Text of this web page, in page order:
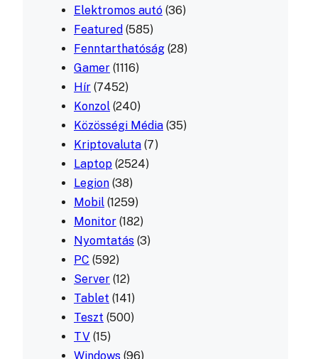
Elektromos autó (36)
Featured (585)
Fenntarthatóság (28)
Gamer (1116)
Hír (7452)
Konzol (240)
Közösségi Média (35)
Kriptovaluta (7)
Laptop (2524)
Legion (38)
Mobil (1259)
Monitor (182)
Nyomtatás (3)
PC (592)
Server (12)
Tablet (141)
Teszt (500)
TV (15)
Windows (96)